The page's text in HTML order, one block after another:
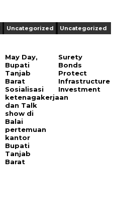
Uncategorized
May Day,
Bupati
Tanjab
Barat
Sosialisasi
ketenagakerjaan
dan Talk
show di
Balai
pertemuan
kantor
Bupati
Tanjab
Barat
Uncategorized
Surety
Bonds
Protect
Infrastructure
Investment